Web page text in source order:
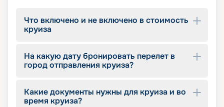
Что включено и не включено в стоимость
круиза
На какую дату бронировать перелет в
город отправления круиза?
Какие документы нужны для круиза и во
время круиза?